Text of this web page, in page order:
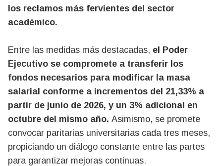
los reclamos más fervientes del sector
académico.
Entre las medidas más destacadas, el Poder
Ejecutivo se compromete a transferir los
fondos necesarios para modificar la masa
salarial conforme a incrementos del 21,33% a
partir de junio de 2026, y un 3% adicional en
octubre del mismo año. Asimismo, se promete
convocar paritarias universitarias cada tres meses,
propiciando un diálogo constante entre las partes
para garantizar mejoras continuas.